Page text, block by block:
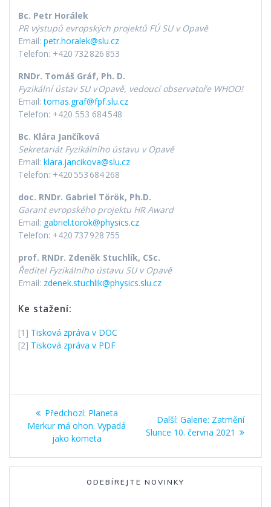
Bc. Petr Horálek
PR výstupů evropských projektů FÚ SU v Opavě
Email: petr.horalek@slu.cz
Telefon: +420 732 826 853
RNDr. Tomáš Gráf, Ph. D.
Fyzikální ústav SU v Opavě, vedoucíobservatoře WHOO!
Email:tomas.graf@fpf.slu.cz
Telefon: +420 553 684 548
Bc. Klára Jančíková
Sekretariát Fyzikálního ústavu v Opavě
Email: klara.jancikova@slu.cz
Telefon: +420 553 684 268
doc. RNDr. Gabriel Török, Ph.D.
Garant evropského projektu HR Award
Email: gabriel.torok@physics.cz
Telefon: +420 737 928 755
prof. RNDr. Zdeněk Stuchlík, CSc.
Ředitel Fyzikálního ústavu SU v Opavě
Email: zdenek.stuchlik@physics.slu.cz
Ke stažení:
[1] Tisková zpráva v DOC
[2] Tisková zpráva v PDF
Navigace
pro
příspěvek
Předchozí: Předchozí
příspěvek:
Planeta
Merkur má ohon. Vypadá
jako kometa
Další: Další
příspěvek:
Galerie: Zatmění
Slunce 10. června 2021
ODEBÍREJTE NOVINKY